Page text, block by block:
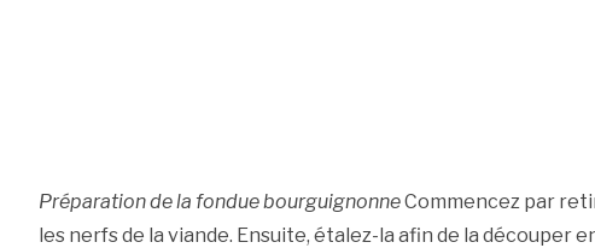
Préparation de la fondue bourguignonneCommencez par
les nerfs de la viande. Ensuite, étalez-la afin de la découper